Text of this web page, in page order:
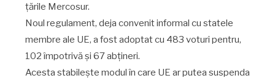
țările Mercosur.
Noul regulament, deja convenit informal cu statele
membre ale UE, a fost adoptat cu 483 voturi pentru,
102 împotrivă și 67 abțineri.
Acesta stabilește modul în care UE ar putea suspenda